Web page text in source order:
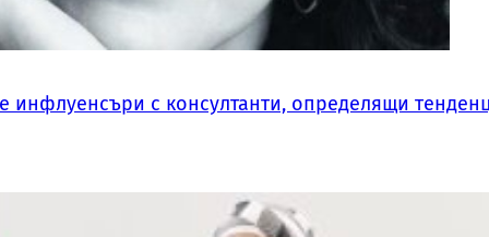
инфлуенсъри с консултанти, определящи